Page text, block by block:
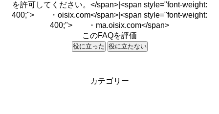
を許可してください。</span>|<span style="font-weight:
400;"> ・oisix.com</span>|<span style="font-weight:
400;"> ・ma.oisix.com</span>
このFAQを評価
役に立った 役に立たない
カテゴリー